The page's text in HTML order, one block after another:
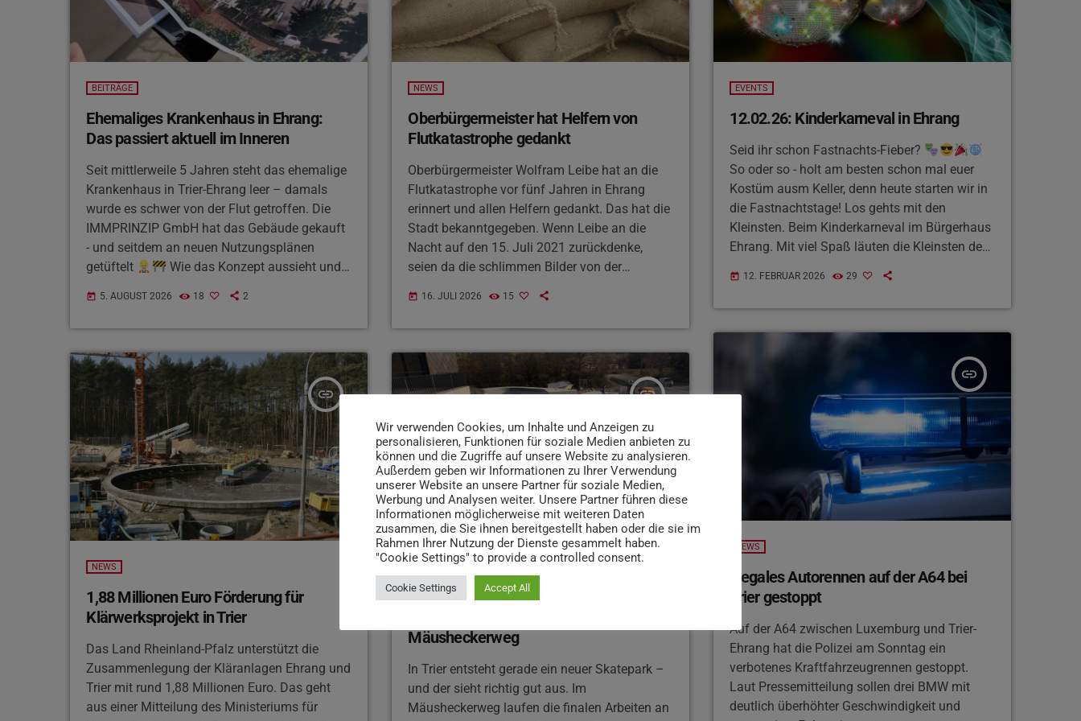
BEITRÄGE
Ehemaliges Krankenhaus in Ehrang:
Das passiert aktuell im Inneren
Seit mittlerweile 5 Jahren steht das ehemalige
Krankenhaus in Trier-Ehrang leer – damals
wurde es schwer von der Flut getroffen. Die
IMMPRINZIP GmbH hat das Gebäude gekauft
- und seitdem an neuen Nutzungsplänen
getüftelt
Wie das Konzept aussieht und
Projektentwickler Tobias Schumann im
Interview: Visuelle Einblicke gibt's für euch in
today 5. AUGUST 2026 18 2
NEWS
Oberbürgermeister hat Helfern von
Flutkatastrophe gedankt
Oberbürgermeister Wolfram Leibe hat an die
Flutkatastrophe vor fünf Jahren in Ehrang
erinnert und allen Helfern gedankt. Das hat die
Stadt bekanntgegeben. Wenn Leibe an die
Nacht auf den 15. Juli 2021 zurückdenke,
seien da die schlimmen Bilder von der
blieben. Unzählige Freiwillige hätten sich
gemeldet und mitgeholfen, Häuser und
Kräfte, so der Oberbürgermeister. Die Stadt
habe am Hochwasserschutz der Kyll viel
Maßnahmen […]
today 16. JULI 2026 15
EVENTS
12.02.26: Kinderkarneval in Ehrang
Seid ihr schon Fastnachts-Fieber?
So oder so - holt am besten schon mal euer
Kostüm ausm Keller, denn heute starten wir in
die Fastnachtstage! Los gehts mit den
Kleinsten. Beim Kinderkarneval im Bürgerhaus
Ehrang. Mit viel Spaß läuten die Kleinsten den
und Unterhaltung ist auf jeden Fall gesorgt,
wenn kleine Pippi Langstrümpfe oder kleine
es wird nicht ganz so spät wie bei den
today 12. FEBRUAR 2026 29
insert_link
NEWS
Illegales Autorennen auf der A64 bei
Trier gestoppt
Auf der A64 zwischen Luxemburg und Trier-
Ehrang hat die Polizei am Sonntag ein
verbotenes Kraftfahrzeugrennen gestoppt.
Laut Pressemitteilung sollen drei BMW mit
deutlich überhöhter Geschwindigkeit und
insert_link
NEWS
1,88 Millionen Euro Förderung für
Klärwerksprojekt in Trier
Das Land Rheinland-Pfalz unterstützt die
Zusammenlegung der Kläranlagen Ehrang und
Trier mit rund 1,88 Millionen Euro. Das geht
aus einer Mitteilung des Ministeriums für
insert_link
BEITRÄGE
Skaten für alle Niveaus: Das bietet die
Mäusheckerweg
In Trier entsteht gerade ein neuer Skatepark –
und der sieht richtig gut aus. Im
Mäusheckerweg laufen die finalen Arbeiten an
Wir verwenden Cookies, um Inhalte und Anzeigen zu
personalisieren, Funktionen für soziale Medien anbieten zu
können und die Zugriffe auf unsere Website zu analysieren.
Außerdem geben wir Informationen zu Ihrer Verwendung
unserer Website an unsere Partner für soziale Medien,
Werbung und Analysen weiter. Unsere Partner führen diese
Informationen möglicherweise mit weiteren Daten
zusammen, die Sie ihnen bereitgestellt haben oder die sie im
Rahmen Ihrer Nutzung der Dienste gesammelt haben.
"Cookie Settings" to provide a controlled consent.
Cookie Settings Accept All